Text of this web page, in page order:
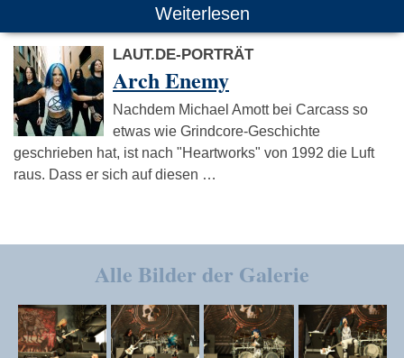
Weiterlesen
LAUT.DE-PORTRÄT
Arch Enemy
Nachdem Michael Amott bei Carcass so
etwas wie Grindcore-Geschichte
geschrieben hat, ist nach "Heartworks" von 1992 die Luft
raus. Dass er sich auf diesen …
Alle Bilder der Galerie